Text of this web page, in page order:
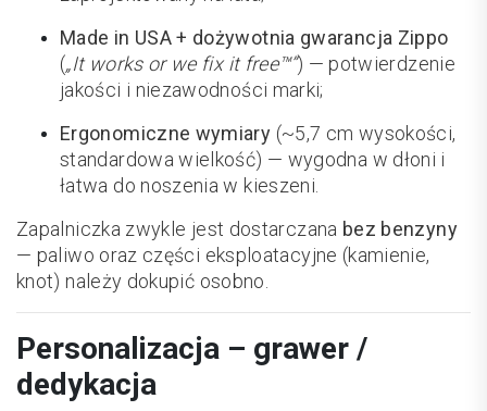
Made in USA + dożywotnia gwarancja Zippo
(„It works or we fix it free™”) — potwierdzenie
jakości i niezawodności marki;
Ergonomiczne wymiary (~5,7 cm wysokości,
standardowa wielkość) — wygodna w dłoni i
łatwa do noszenia w kieszeni.
Zapalniczka zwykle jest dostarczana bez benzyny
— paliwo oraz części eksploatacyjne (kamienie,
knot) należy dokupić osobno.
Personalizacja – grawer /
dedykacja